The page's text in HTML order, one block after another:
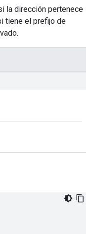
la dirección pertenece
tiene el prefijo de